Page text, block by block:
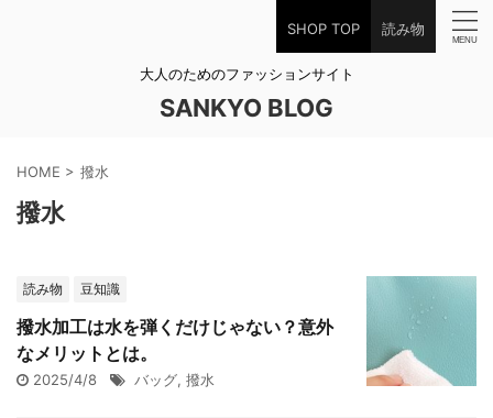
SHOP TOP 読み物
大人のためのファッションサイト
SANKYO BLOG
HOME > 撥水
撥水
読み物 豆知識
撥水加工は水を弾くだけじゃない？意外
なメリットとは。
2025/4/8 バッグ, 撥水